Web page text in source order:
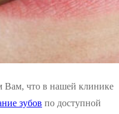
что в нашей клинике
зубов по доступной